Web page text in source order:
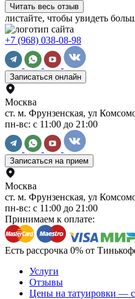
Читать весь отзыв
листайте, чтобы увидеть
+7 (968) 038-08-98
Записаться онлайн
Москва
ст. м. Фрунзенская, ул
пн-вс: с 11:00 до 21:00
Записаться на прием
Москва
ст. м. Фрунзенская, ул
пн-вс: с 11:00 до 21:00
Принимаем к оплате:
Есть рассрочка 0% от
Услуги
Отзывы
Цены на татуировки —